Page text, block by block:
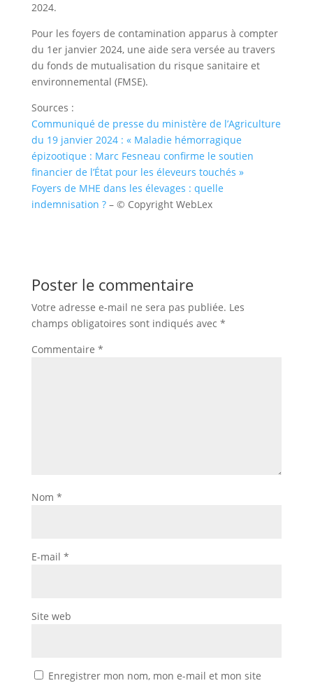
2024.
Pour les foyers de contamination apparus à compter
du 1er janvier 2024, une aide sera versée au travers
du fonds de mutualisation du risque sanitaire et
environnemental (FMSE).
Sources :
Communiqué de presse du ministère de l’Agriculture
du 19 janvier 2024 : « Maladie hémorragique
épizootique : Marc Fesneau confirme le soutien
financier de l’État pour les éleveurs touchés »
Foyers de MHE dans les élevages : quelle
indemnisation ?– © Copyright WebLex
Poster le commentaire
Votre adresse e-mail ne sera pas publiée. Les
champs obligatoires sont indiqués avec *
Commentaire *
Nom *
E-mail *
Site web
Enregistrer mon nom, mon e-mail et mon site